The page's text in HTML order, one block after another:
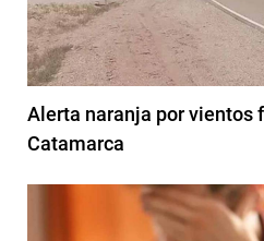
Alerta naranja por vientos
Catamarca